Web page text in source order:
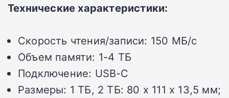
Технические характеристики:
Скорость чтения/записи: 150 МБ/с
Объем памяти: 1-4 ТБ
Подключение: USB-C
Размеры: 1 ТБ, 2 ТБ: 80 x 111 x 13,5 мм;